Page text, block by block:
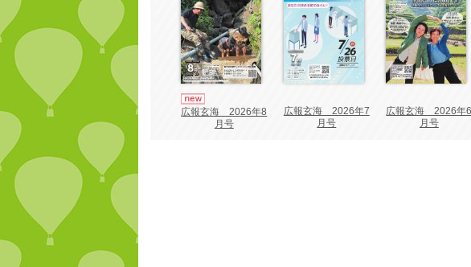
広報玄海 2026年8
月号
広報玄海 2026年7
月号
広報玄海 2026年6
月号